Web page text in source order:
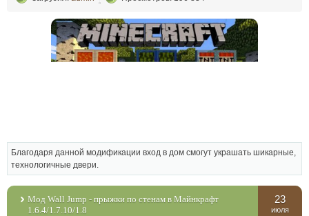
Благодаря данной модификации вход в дом смогут украшать шикарные,
технологичные двери.
Мод Wall Jump - прыжки по стенам в Майнкрафт
1.6.4/1.7.10/1.8
23
июля